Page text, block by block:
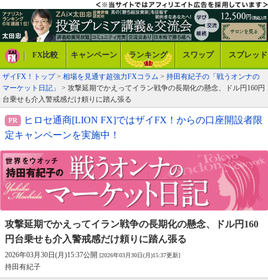
FX比較 キャンペーン ランキング スワップ スプレッド
ザイFX！トップ> 相場を見通す超強力FXコラム > 持田有紀子の「戦うオンナの
マーケット日記」
> 攻撃延期でかえってイラン戦争の長期化の懸念、ドル円160円
台乗せも介入警戒感だけ頼りに踏ん張る
ヒロセ通商[LION FX]ではザイFX！からの口座開設者限
定キャンペーンを実施中！
攻撃延期でかえってイラン戦争の長期化の懸念、
ドル円160
円台乗せも介入警戒感だけ頼りに踏ん張る
2026年03月30日(月)15:37公開 [2026年03月30日(月)15:37更新]
持田有紀子